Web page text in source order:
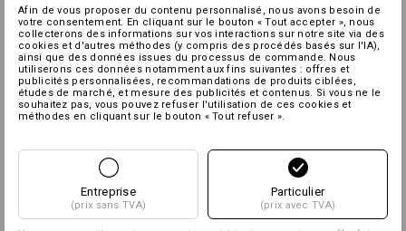
Matière :
Tissu extérieur 65 % Polyester / 35% Coton (ca. 235 g/m²)
Conseils d'entretien :
Personnalisation :
Afin de vous proposer du contenu personnalisé, nous avons besoin de
votre consentement. En cliquant sur le bouton « Tout accepter », nous
collecterons des informations sur vos interactions sur notre site via des
cookies et d'autres méthodes (y compris des procédés basés sur l'IA),
ainsi que des données issues du processus de commande. Nous
utiliserons ces données notamment aux fins suivantes : offres et
publicités personnalisées, recommandations de produits ciblées,
études de marché, et mesure des publicités et contenus. Si vous ne le
souhaitez pas, vous pouvez refuser l'utilisation de ces cookies et
méthodes en cliquant sur le bouton « Tout refuser ».
Entreprise
(prix sans TVA)
Particulier
(prix avec TVA)